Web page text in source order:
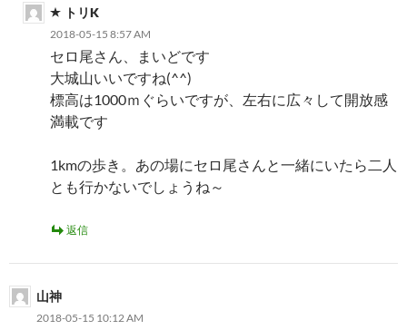
トリK
2018-05-15 8:57 AM
セロ尾さん、まいどです
大城山いいですね(^^)
標高は1000ｍぐらいですが、左右に広々して開放感
満載です
1kmの歩き。あの場にセロ尾さんと一緒にいたら二人
とも行かないでしょうね～
返信
山神
2018-05-15 10:12 AM